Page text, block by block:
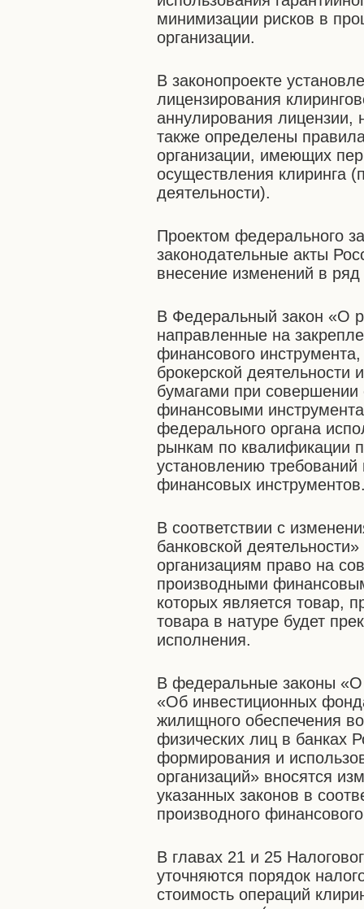
минимизации рисков в
организации.
В законопроекте
лицензирования
аннулирования лицензии,
также определены
организации, имеющих
осуществления клиринга
деятельности).
Проектом федерального
законодательные акты
внесение изменений в
В Федеральный закон «О
направленные на
финансового
брокерской
бумагами при
финансовыми
федерального органа
рынкам по квалификации
установлению
финансовых
В соответствии с
банковской
организациям право на
производными
которых является товар,
товара в натуре будет
исполнения.
В федеральные законы «О
«Об инвестиционных
жилищного обеспечения
физических лиц в банках
формирования и
организаций» вносятся
указанных законов в
производного
В главах 21 и 25
уточняются порядок
стоимость операций